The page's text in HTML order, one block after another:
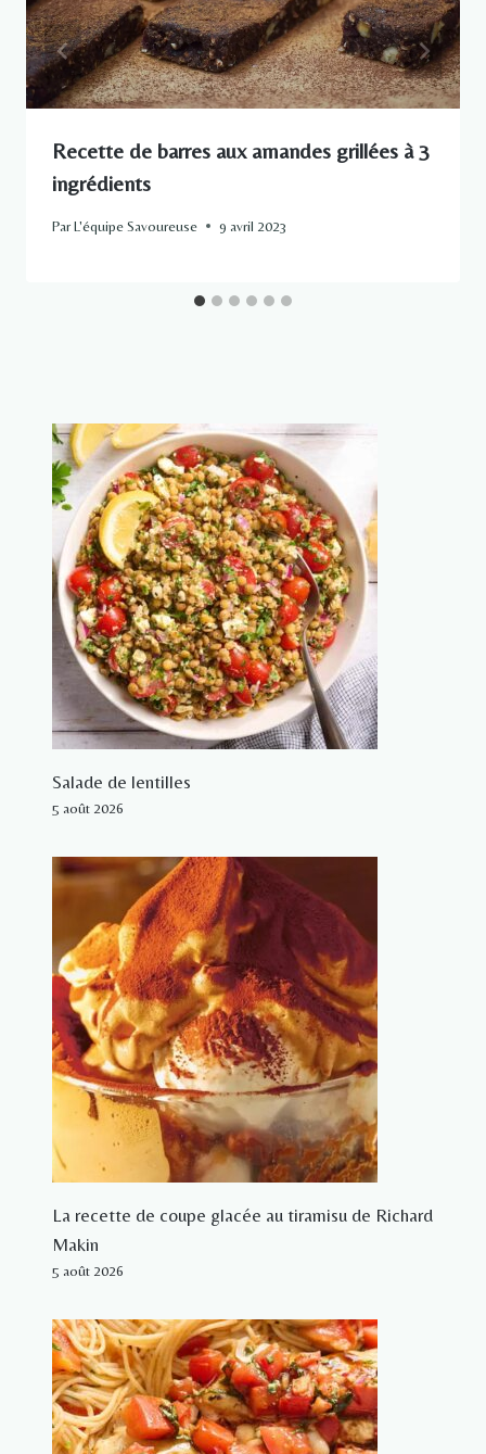
Recette de barres aux amandes grillées à 3
ingrédients
ParL'équipe Savoureuse 9 avril 2023
Salade de lentilles
5 août 2026
La recette de coupe glacée au tiramisu de Richard
Makin
5 août 2026